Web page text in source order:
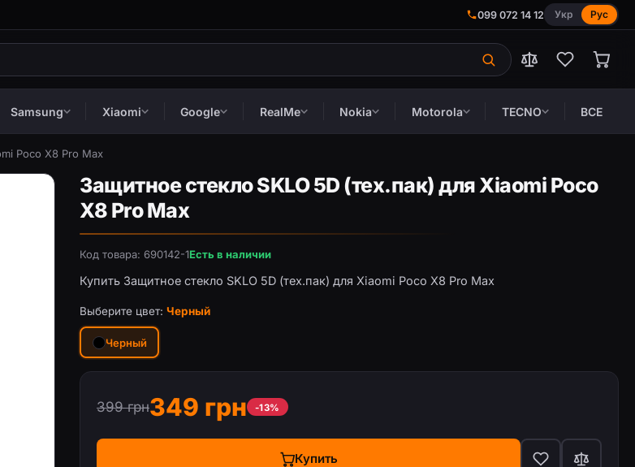
099 072 14 12 Укр Рус
Samsung Xiaomi Google RealMe Nokia Motorola TECNO ВСЕ
Poco X8 Pro Max
Защитное стекло SKLO 5D (тех.пак) для Xiaomi Poco
X8 Pro Max
Код товара: 690142-1Есть в наличии
Купить Защитное стекло SKLO 5D (тех.пак) для Xiaomi Poco X8 Pro Max
Выберите цвет: Черный
Черный
399 грн349 грн -13%
Купить